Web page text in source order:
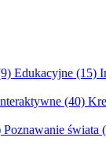
Edukacyjne (15)
(40)
Poznawanie świata